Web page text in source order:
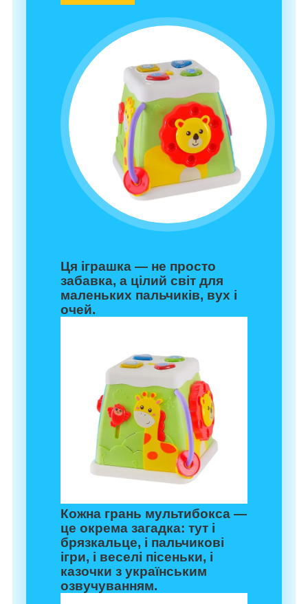
Ця іграшка — не просто
забавка, а цілий світ для
маленьких пальчиків, вух і
очей.
Кожна грань мультибокса —
це окрема загадка: тут і
брязкальце, і пальчикові
ігри, і веселі пісеньки, і
казочки з українським
озвучуванням.